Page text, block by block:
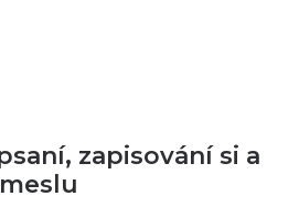
zapisování si a